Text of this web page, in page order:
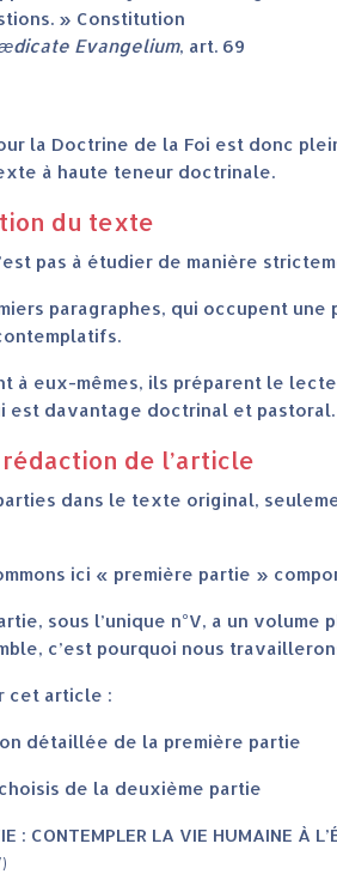
» Constitution
Evangelium, art. 69
la Doctrine de la Foi est donc
à haute teneur doctrinale.
du texte
pas à étudier de manière
paragraphes, qui occupent
à eux-mêmes, ils préparent le
est davantage doctrinal et pastoral.
rédaction de l’article
dans le texte original,
ici « première partie »
sous l’unique n°V, a un volume
c’est pourquoi nous
cet article :
détaillée de la première partie
de la deuxième partie
: CONTEMPLER LA VIE HUMAINE À